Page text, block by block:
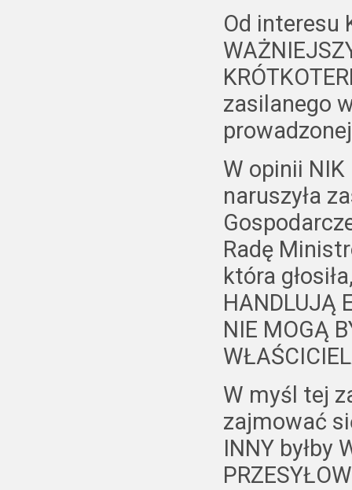
Od interesu
zasilanego
W opinii
naruszyła
Radę
która
HANDLUJĄ
NIE MOGĄ
W myśl tej
zajmować
INNY byłby